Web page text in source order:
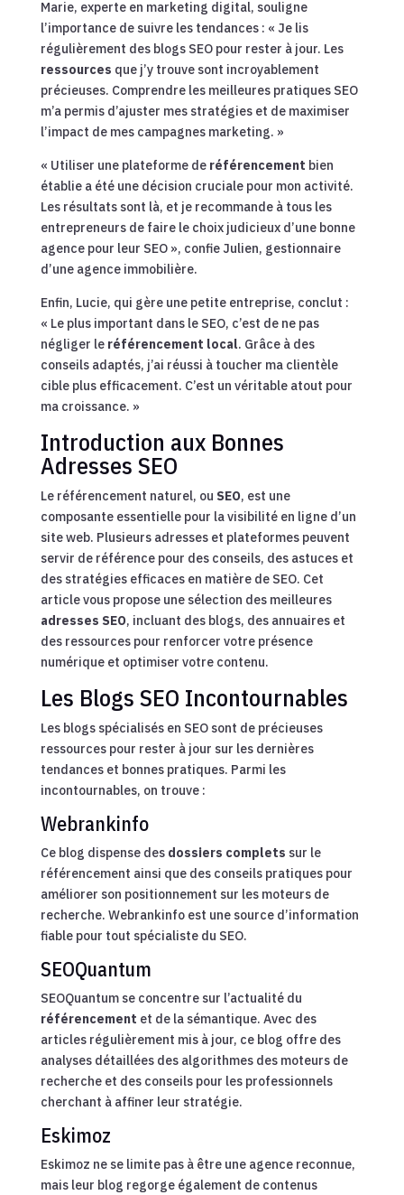
Marie, experte en marketing digital, souligne
l’importance de suivre les tendances : « Je lis
régulièrement des blogs SEO pour rester à jour. Les
ressources que j’y trouve sont incroyablement
précieuses. Comprendre les meilleures pratiques SEO
m’a permis d’ajuster mes stratégies et de maximiser
l’impact de mes campagnes marketing. »
« Utiliser une plateforme de référencement bien
établie a été une décision cruciale pour mon activité.
Les résultats sont là, et je recommande à tous les
entrepreneurs de faire le choix judicieux d’une bonne
agence pour leur SEO », confie Julien, gestionnaire
d’une agence immobilière.
Enfin, Lucie, qui gère une petite entreprise, conclut :
« Le plus important dans le SEO, c’est de ne pas
négliger le référencement local. Grâce à des
conseils adaptés, j’ai réussi à toucher ma clientèle
cible plus efficacement. C’est un véritable atout pour
ma croissance. »
Introduction aux Bonnes
Adresses SEO
Le référencement naturel, ou SEO, est une
composante essentielle pour la visibilité en ligne d’un
site web. Plusieurs adresses et plateformes peuvent
servir de référence pour des conseils, des astuces et
des stratégies efficaces en matière de SEO. Cet
article vous propose une sélection des meilleures
adresses SEO, incluant des blogs, des annuaires et
des ressources pour renforcer votre présence
numérique et optimiser votre contenu.
Les Blogs SEO Incontournables
Les blogs spécialisés en SEO sont de précieuses
ressources pour rester à jour sur les dernières
tendances et bonnes pratiques. Parmi les
incontournables, on trouve :
Webrankinfo
Ce blog dispense des dossiers complets sur le
référencement ainsi que des conseils pratiques pour
améliorer son positionnement sur les moteurs de
recherche. Webrankinfo est une source d’information
fiable pour tout spécialiste du SEO.
SEOQuantum
SEOQuantum se concentre sur l’actualité du
référencement et de la sémantique. Avec des
articles régulièrement mis à jour, ce blog offre des
analyses détaillées des algorithmes des moteurs de
recherche et des conseils pour les professionnels
cherchant à affiner leur stratégie.
Eskimoz
Eskimoz ne se limite pas à être une agence reconnue,
mais leur blog regorge également de contenus